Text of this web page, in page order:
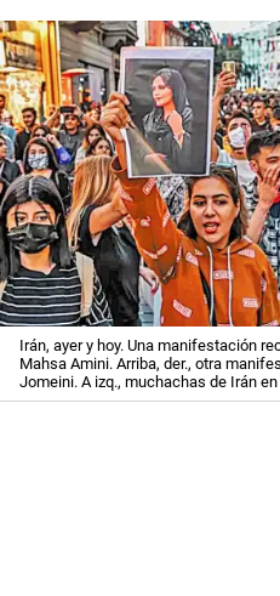
Irán, ayer y hoy. Una manifestación
Mahsa Amini. Arriba, der., otra
Jomeini. A izq., muchachas de Irán